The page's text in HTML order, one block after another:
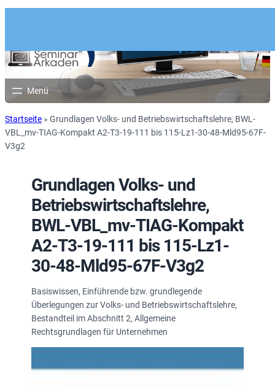
Startseite » Grundlagen Volks- und Betriebswirtschaftslehre, BWL-
VBL_mv-TIAG-Kompakt A2-T3-19-111 bis 115-Lz1-30-48-Mld95-67F-
V3g2
Grundlagen Volks- und
Betriebswirtschaftslehre,
BWL-VBL_mv-TIAG-Kompakt
A2-T3-19-111 bis 115-Lz1-
30-48-Mld95-67F-V3g2
Basiswissen, Einführende bzw. grundlegende
Überlegungen zur Volks- und Betriebswirtschaftslehre,
Bestandteil im Abschnitt 2, Allgemeine
Rechtsgrundlagen für Unternehmen